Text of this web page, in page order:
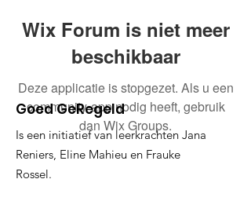
Wix Forum is niet meer
beschikbaar
Deze applicatie is stopgezet. Als u een
community-app nodig heeft, gebruik
dan Wix Groups.
Goed GeRegeld
Is een initiatief van leerkrachten Jana
Reniers, Eline Mahieu en Frauke
Rossel.